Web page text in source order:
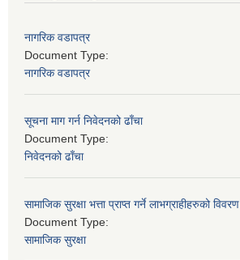
नागरिक वडापत्र
Document Type:
नागरिक वडापत्र
सूचना माग गर्न निवेदनको ढाँचा
Document Type:
निवेदनको ढाँचा
सामाजिक सुरक्षा भत्ता प्राप्त गर्ने लाभग्राहीहरुको विवरण
Document Type:
सामाजिक सुरक्षा